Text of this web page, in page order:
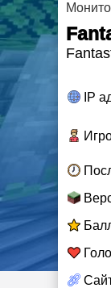
IP